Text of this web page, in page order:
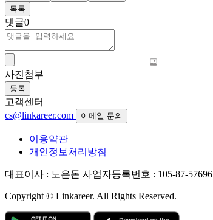
목록
댓글0
사진첨부
등록
고객센터
cs@linkareer.com
이메일 문의
이용약관
개인정보처리방침
대표이사 : 노은돈 사업자등록번호 : 105-87-57696
Copyright © Linkareer. All Rights Reserved.